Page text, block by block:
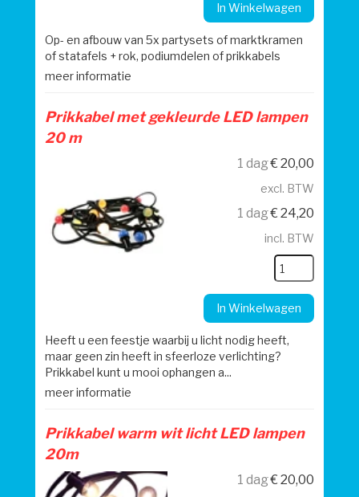
In Winkelwagen
Op- en afbouw van 5x partysets of marktkramen
of statafels + rok, podiumdelen of prikkabels
meer informatie
Prikkabel met gekleurde LED lampen
20 m
1 dag€ 20,00
excl. BTW
1 dag€ 24,20
incl. BTW
In Winkelwagen
Heeft u een feestje waarbij u licht nodig heeft,
maar geen zin heeft in sfeerloze verlichting?
Prikkabel kunt u mooi ophangen a...
meer informatie
Prikkabel warm wit licht LED lampen
20m
1 dag€ 20,00